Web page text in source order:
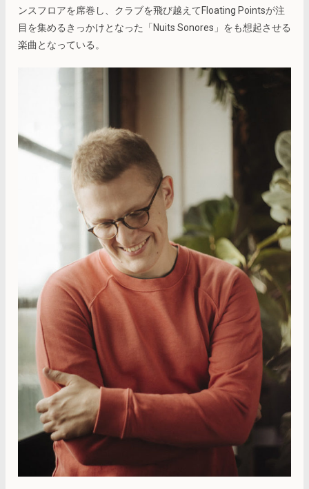
ンスフロアを席巻し、クラブを飛び越えてFloating Pointsが注
目を集めるきっかけとなった「Nuits Sonores」をも想起させる
楽曲となっている。